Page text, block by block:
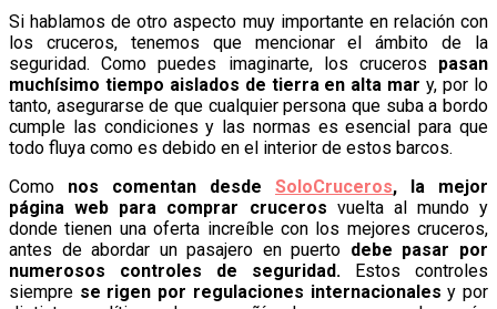
Si hablamos de otro aspecto muy importante en relación con
los cruceros, tenemos que mencionar el ámbito de la
seguridad. Como puedes imaginarte, los cruceros pasan
muchísimo tiempo aislados de tierra en alta mary, por lo
tanto, asegurarse de que cualquier persona que suba a bordo
cumple las condiciones y las normas es esencial para que
todo fluya como es debido en el interior de estos barcos.
Como nos comentan desde SoloCruceros, la mejor
página web para comprar cruceros vuelta al mundo y
donde tienen una oferta increíble con los mejores cruceros,
antes de abordar un pasajero en puerto debe pasar por
numerosos controles de seguridad. Estos controles
siempre se rigen por regulaciones internacionalesy por